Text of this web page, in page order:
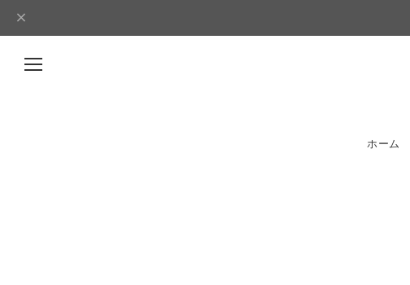
ホーム